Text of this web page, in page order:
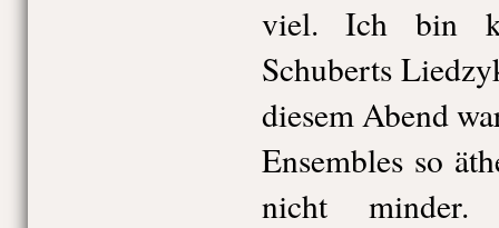
viel. Ich bin
Schuberts
diesem Abend
Ensembles so
nicht